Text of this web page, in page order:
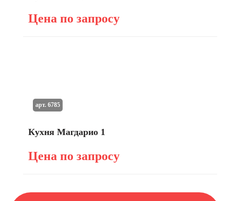
Цена по запросу
Кухня Магдарио 1
Цена по запросу
арт. 6785